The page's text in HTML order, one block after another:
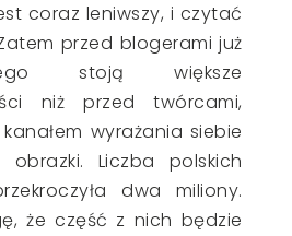
coraz leniwszy, i czytać
przed blogerami już
stoją większe
niż przed twórcami,
wyrażania siebie
Liczba polskich
dwa miliony.
że część z nich będzie